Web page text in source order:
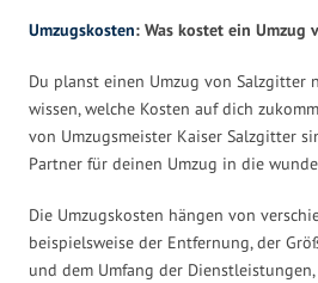
Umzugskosten: Was kostet ein Umzug
Du planst einen Umzug von Salzgitter
wissen, welche Kosten auf dich
von Umzugsmeister Kaiser Salzgitter
Partner für deinen Umzug in die
Die Umzugskosten hängen von
beispielsweise der Entfernung, der
und dem Umfang der